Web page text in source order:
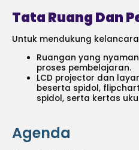
Tata Ruang Dan
Untuk mendukung
Ruangan yang
proses pembelajaran.
LCD projector dan
beserta spidol,
spidol, serta kertas
Agenda